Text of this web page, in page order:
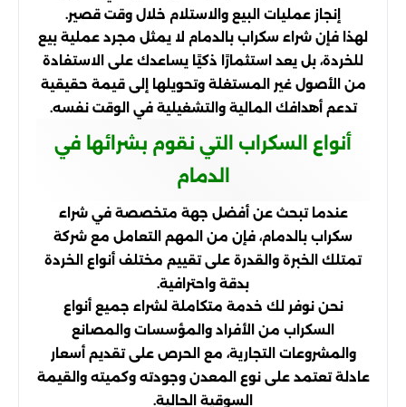
إنجاز عمليات البيع والاستلام خلال وقت قصير.
لهذا فإن شراء سكراب بالدمام لا يمثل مجرد عملية بيع
للخردة، بل يعد استثمارًا ذكيًا يساعدك على الاستفادة
من الأصول غير المستغلة وتحويلها إلى قيمة حقيقية
تدعم أهدافك المالية والتشغيلية في الوقت نفسه.
أنواع السكراب التي نقوم بشرائها في
الدمام
عندما تبحث عن أفضل جهة متخصصة في شراء
سكراب بالدمام، فإن من المهم التعامل مع شركة
تمتلك الخبرة والقدرة على تقييم مختلف أنواع الخردة
بدقة واحترافية.
نحن نوفر لك خدمة متكاملة لشراء جميع أنواع
السكراب من الأفراد والمؤسسات والمصانع
والمشروعات التجارية، مع الحرص على تقديم أسعار
عادلة تعتمد على نوع المعدن وجودته وكميته والقيمة
السوقية الحالية.